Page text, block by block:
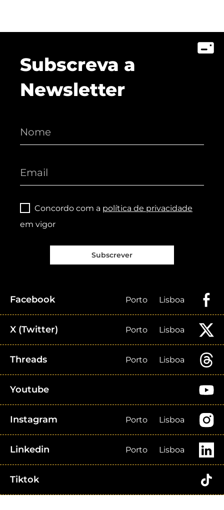
Subscreva a
Newsletter
Concordo com a política de privacidade
em vigor
Subscrever
Facebook Porto Lisboa
X (Twitter) Porto Lisboa
Threads Porto Lisboa
Youtube
Instagram Porto Lisboa
Linkedin Porto Lisboa
Tiktok